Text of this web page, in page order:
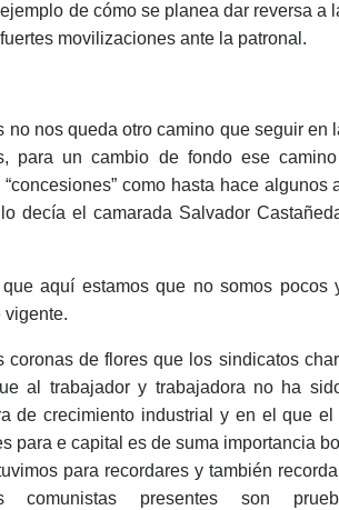
de cómo se planea dar reversa a
movilizaciones ante la patronal.
no nos queda otro camino que seguir en
para un cambio de fondo ese
como hasta hace algunos
decía el camarada Salvador
aquí estamos que no somos pocos
vigente.
de flores que los sindicatos
al trabajador y trabajadora no ha
de crecimiento industrial y en el que el
para e capital es de suma importancia
para recordares y también
presentes son